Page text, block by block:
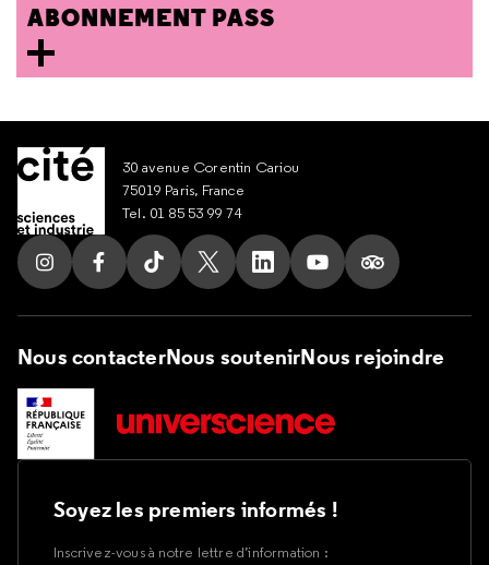
ABONNEMENT PASS
30 avenue Corentin Cariou
75019 Paris, France
Tel. 01 85 53 99 74
Suivez nous sur Instagram
Suivez nous sur Facebook
Suivez nous sur Tik Tok
Suivez nous sur X
Suivez nous sur LinkedIn
Suivez nous sur
Suivez nous
Nous contacterNous soutenirNous rejoindre
Soyez les premiers informés !
Inscrivez-vous à notre lettre d’information :